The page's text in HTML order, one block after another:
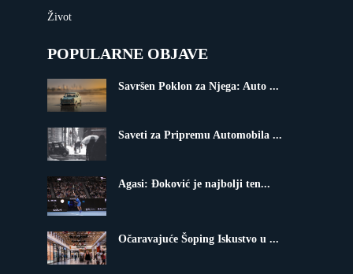
Život
POPULARNE OBJAVE
Savršen Poklon za Njega: Auto ...
Saveti za Pripremu Automobila ...
Agasi: Đoković je najbolji ten...
Očaravajuće Šoping Iskustvo u ...